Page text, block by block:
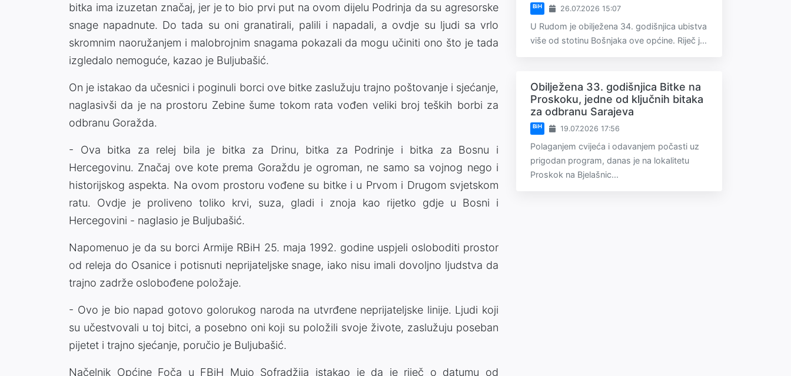
bitka ima izuzetan značaj, jer je to bio prvi put na ovom dijelu Podrinja da su agresorske
snage napadnute. Do tada su oni granatirali, palili i napadali, a ovdje su ljudi sa vrlo
skromnim naoružanjem i malobrojnim snagama pokazali da mogu učiniti ono što je tada
izgledalo nemoguće, kazao je Buljubašić.
On je istakao da učesnici i poginuli borci ove bitke zaslužuju trajno poštovanje i sjećanje,
naglasivši da je na prostoru Zebine šume tokom rata vođen veliki broj teških borbi za
odbranu Goražda.
- Ova bitka za relej bila je bitka za Drinu, bitka za Podrinje i bitka za Bosnu i
Hercegovinu. Značaj ove kote prema Goraždu je ogroman, ne samo sa vojnog nego i
historijskog aspekta. Na ovom prostoru vođene su bitke i u Prvom i Drugom svjetskom
ratu. Ovdje je proliveno toliko krvi, suza, gladi i znoja kao rijetko gdje u Bosni i
Hercegovini - naglasio je Buljubašić.
Napomenuo je da su borci Armije RBiH 25. maja 1992. godine uspjeli osloboditi prostor
od releja do Osanice i potisnuti neprijateljske snage, iako nisu imali dovoljno ljudstva da
trajno zadrže oslobođene položaje.
- Ovo je bio napad gotovo golorukog naroda na utvrđene neprijateljske linije. Ljudi koji
su učestvovali u toj bitci, a posebno oni koji su položili svoje živote, zaslužuju poseban
pijetet i trajno sjećanje, poručio je Buljubašić.
Načelnik Općine Foča u FBiH Mujo Sofradžija istakao je da je riječ o datumu od
BiH 26.07.2026 15:07
U Rudom je obilježena 34. godišnjica ubistva
više od stotinu Bošnjaka ove općine. Riječ j...
Obilježena 33. godišnjica Bitke na
Proskoku, jedne od ključnih bitaka
za odbranu Sarajeva
BiH 19.07.2026 17:56
Polaganjem cvijeća i odavanjem počasti uz
prigodan program, danas je na lokalitetu
Proskok na Bjelašnic...